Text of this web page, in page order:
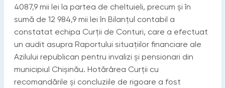
4087,9 mii lei la partea de cheltuieli, precum și în
sumă de 12 984,9 mii lei în Bilanțul contabil a
constatat echipa Curții de Conturi, care a efectuat
un audit asupra Raportului situațiilor financiare ale
Azilului republican pentru invalizi și pensionari din
municipiul Chișinău. Hotărârea Curții cu
recomandările și concluziile de rigoare a fost